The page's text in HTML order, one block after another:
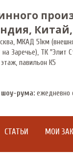
, МКАД 51км
на Заречье), ТК "Элит
павильон К5
шоу-рума:ежедневно
СТАТЬИ МОИ